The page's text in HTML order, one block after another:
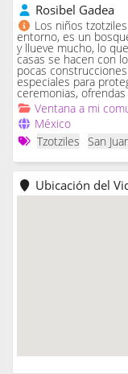
Rosibel Gadea
Los niños
entorno, es un
y llueve mucho, lo
casas se hacen con
pocas
especiales para
ceremonias,
Ventana a mi
México
Tzotziles
San
Ubicación del